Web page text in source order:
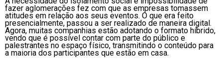
fazer aglomerações fez com que as empresas tomassem
atitudes em relação aos seus eventos. O que era feito
presencialmente, passou a ser realizado de maneira digital.
Agora, muitas companhias estão adotando o formato híbrido,
vendo que é possível contar com parte do público e
palestrantes no espaço físico, transmitindo o conteúdo para
a maioria dos participantes que estão em casa.